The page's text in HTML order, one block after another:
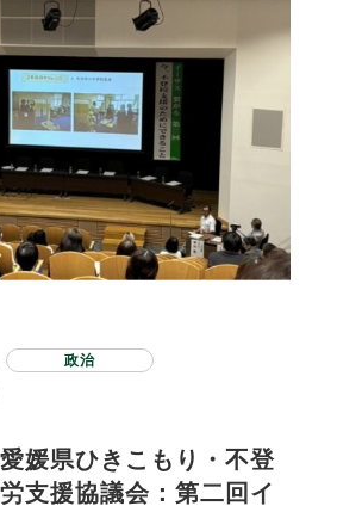
政治
媛県ひきこもり・不登
支援協議会：第二回イ